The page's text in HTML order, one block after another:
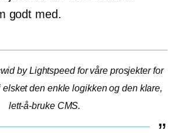
godt med.
by Lightspeed for våre prosjekter for
elsket den enkle logikken og den klare,
lett-å-brukeCMS.